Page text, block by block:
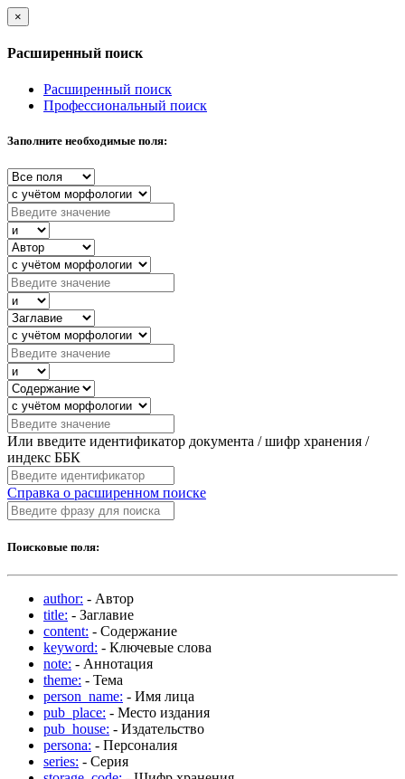
×
Расширенный поиск
Расширенный поиск
Профессиональный поиск
Заполните необходимые поля:
Или введите идентификатор документа / шифр хранения /
индекс ББК
Справка о расширенном поиске
Поисковые поля:
author: - Автор
title: - Заглавие
content: - Содержание
keyword: - Ключевые слова
note: - Аннотация
theme: - Тема
person_name: - Имя лица
pub_place: - Место издания
pub_house: - Издательство
persona: - Персоналия
series: - Серия